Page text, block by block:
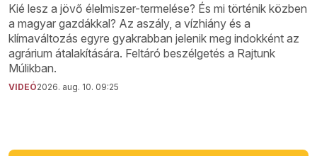
Kié lesz a jövő élelmiszer-termelése? És mi történik közben
a magyar gazdákkal? Az aszály, a vízhiány és a
klímaváltozás egyre gyakrabban jelenik meg indokként az
agrárium átalakítására. Feltáró beszélgetés a Rajtunk
Múlikban.
VIDEÓ2026. aug. 10. 09:25